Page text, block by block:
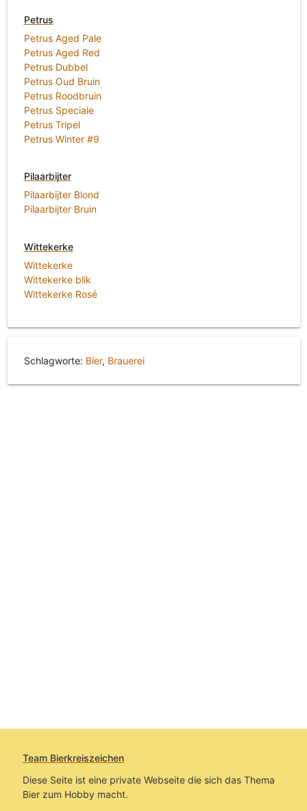
Petrus
Petrus Aged Pale
Petrus Aged Red
Petrus Dubbel
Petrus Oud Bruin
Petrus Roodbruin
Petrus Speciale
Petrus Tripel
Petrus Winter #9
Pilaarbijter
Pilaarbijter Blond
Pilaarbijter Bruin
Wittekerke
Wittekerke
Wittekerke blik
Wittekerke Rosé
Schlagworte: Bier, Brauerei
Team Bierkreiszeichen
Diese Seite ist eine private Webseite die sich das Thema
Bier zum Hobby macht.